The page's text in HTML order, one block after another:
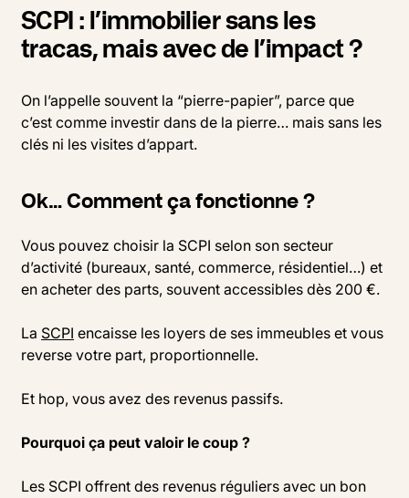
SCPI : l’immobilier sans les
tracas, mais avec de l’impact ?
On l’appelle souvent la “pierre-papier”, parce que
c’est comme investir dans de la pierre… mais sans les
clés ni les visites d’appart.
Ok… Comment ça fonctionne ?
Vous pouvez choisir la SCPI selon son secteur
d’activité (bureaux, santé, commerce, résidentiel…) et
en acheter des parts, souvent accessibles dès 200 €.
La SCPI encaisse les loyers de ses immeubles et vous
reverse votre part, proportionnelle.
Et hop, vous avez des revenus passifs.
Pourquoi ça peut valoir le coup ?
Les SCPI offrent des revenus réguliers avec un bon